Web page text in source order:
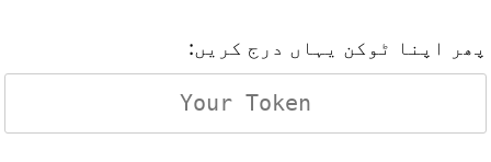
پھر اپنا ٹوکن یہاں درج کریں: